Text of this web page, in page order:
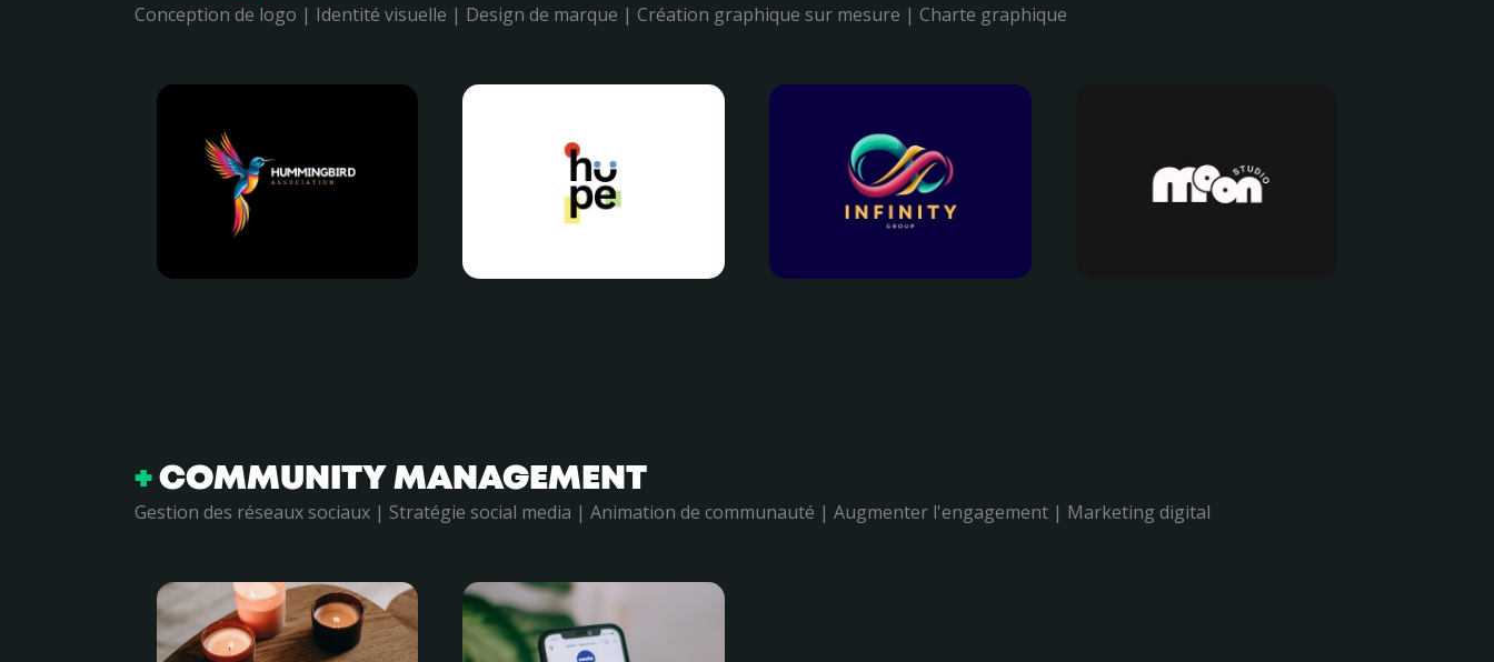
Conception de logo | Identité visuelle | Design de marque | Création graphique sur mesure | Charte graphique
+COMMUNITY MANAGEMENT
Gestion des réseaux sociaux | Stratégie social media | Animation de communauté | Augmenter l'engagement | Marketing digital